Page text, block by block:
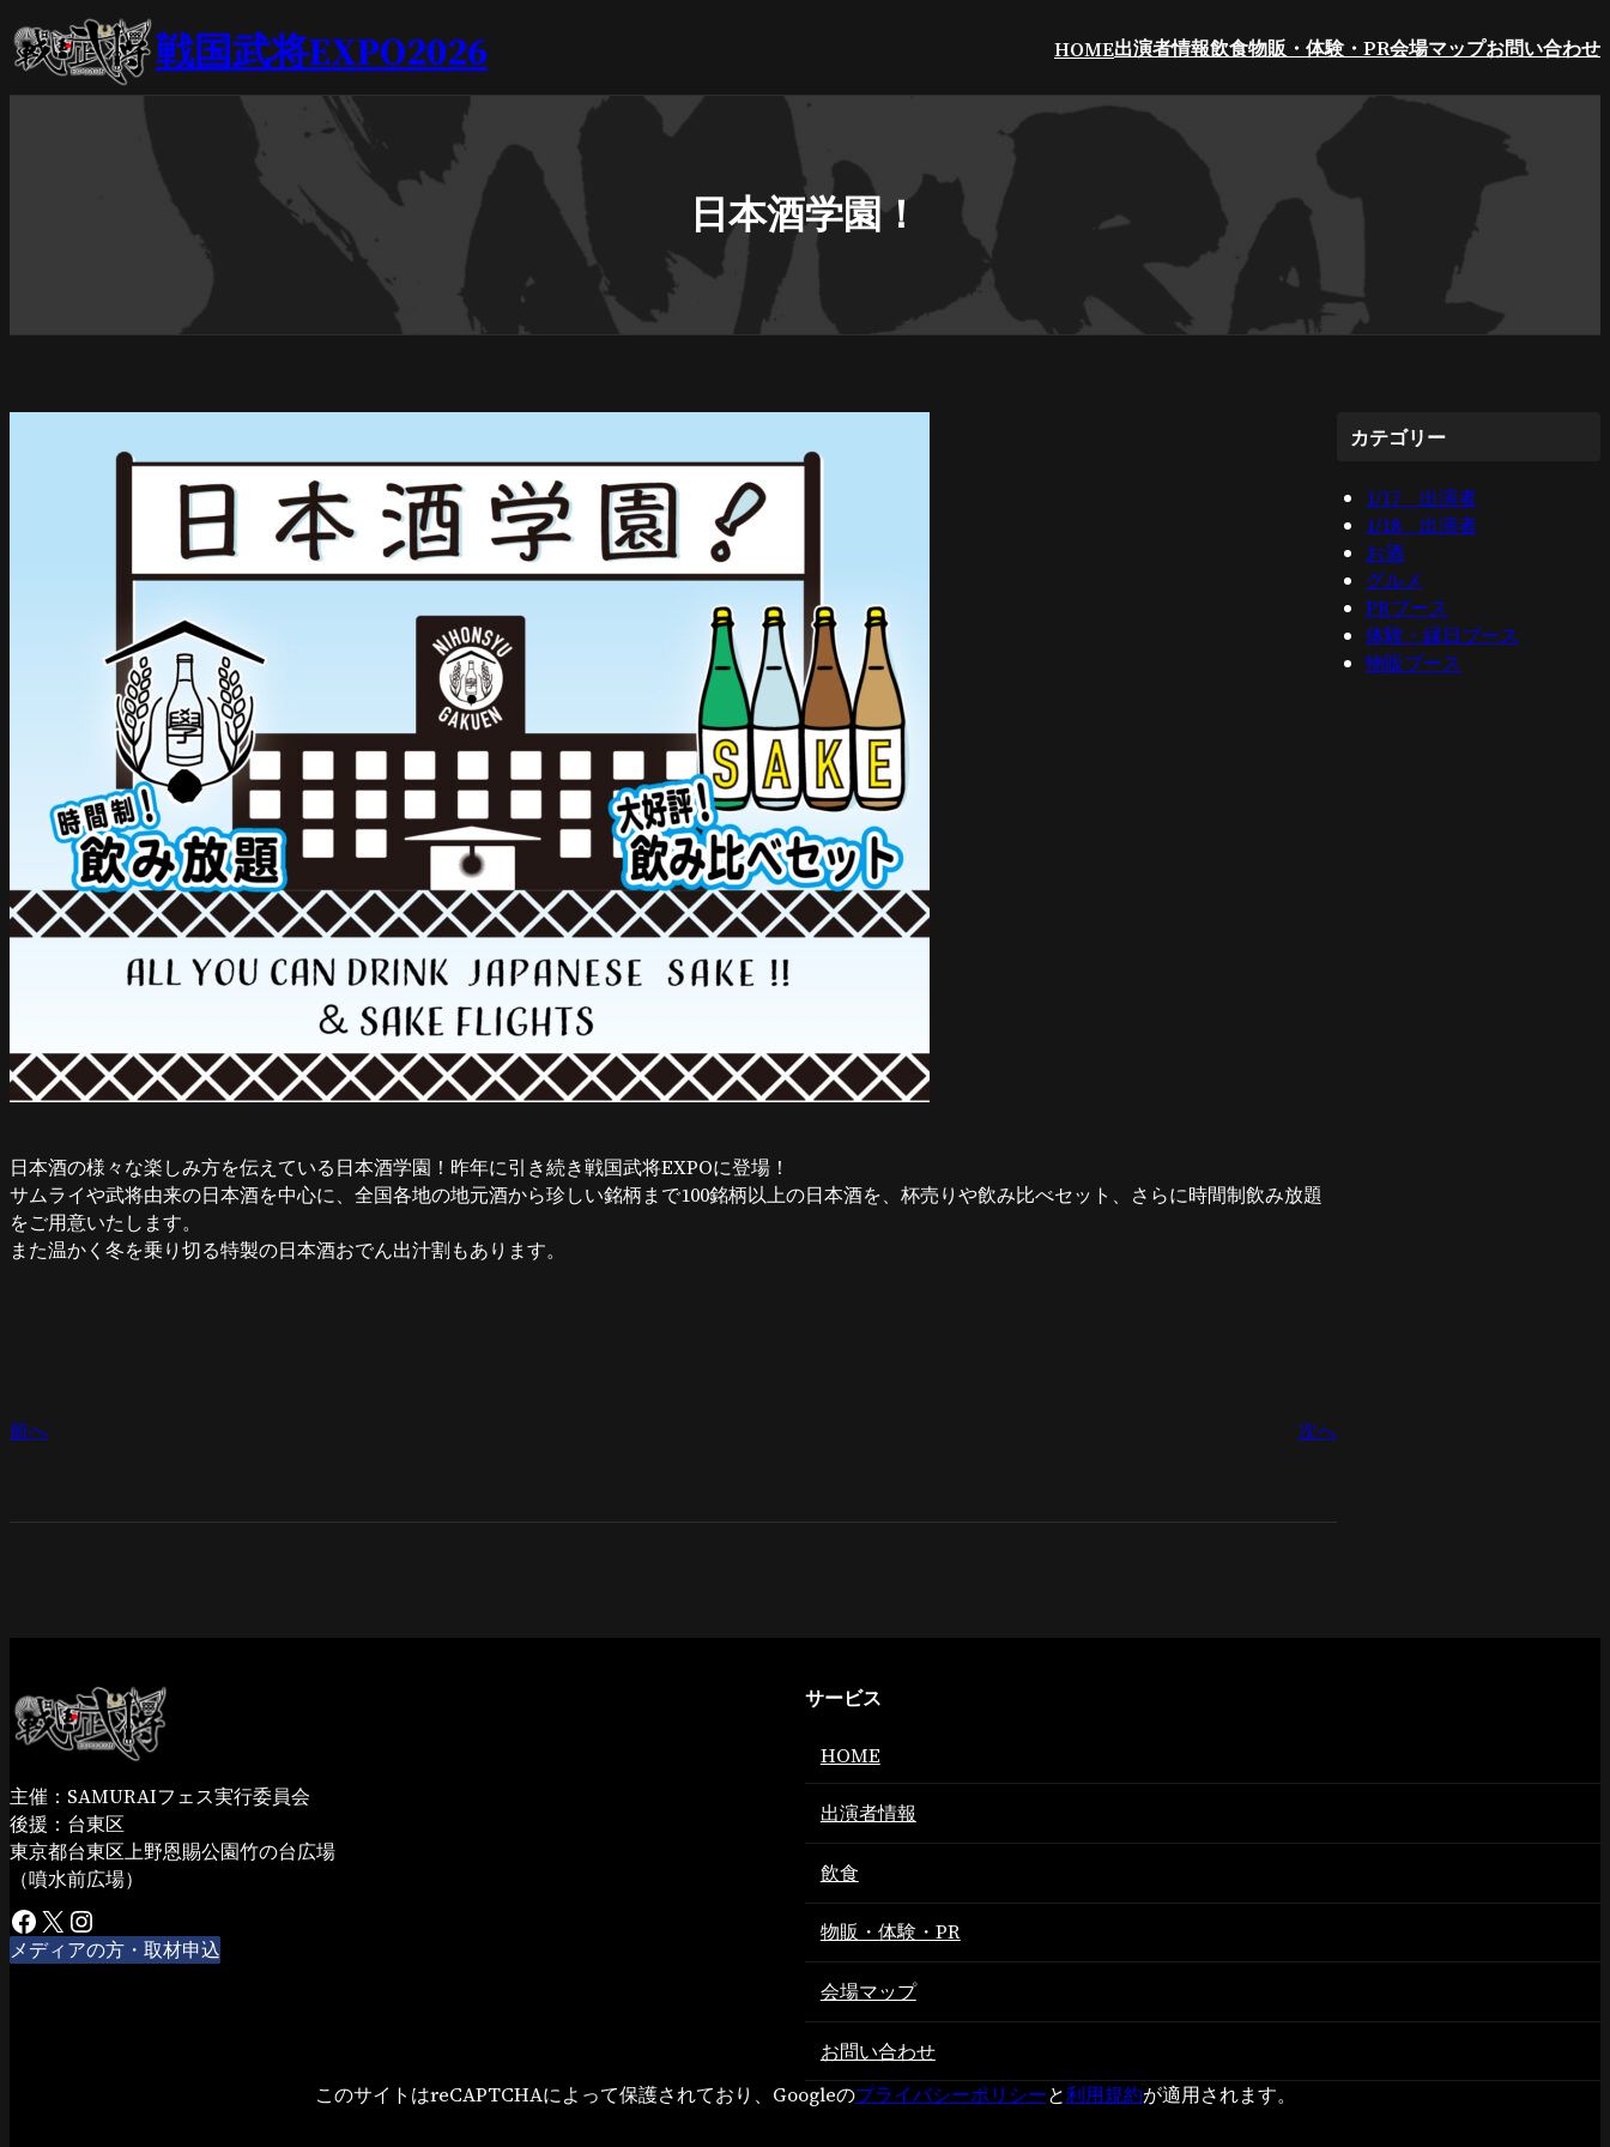
内
容
を
戦国武将EXPO2026 HOME出演者情報飲食物販・体験・PR会場マップお問い合わせ
日本酒学園！
日本酒の様々な楽しみ方を伝えている日本酒学園！昨年に引き続き戦国武将EXPOに登場！
サムライや武将由来の日本酒を中心に、全国各地の地元酒から珍しい銘柄まで100銘柄以上の日本酒を、杯売りや飲み比べセット、さらに時間制飲み放題
をご用意いたします。
また温かく冬を乗り切る特製の日本酒おでん出汁割もあります。
前へ 次へ
カテゴリー
1/17 出演者
1/18 出演者
お酒
グルメ
PRブース
体験・縁日ブース
物販ブース
主催：SAMURAIフェス実行委員会
後援：台東区
東京都台東区上野恩賜公園竹の台広場
（噴水前広場）
Facebook X Instagram
メディアの方・取材申込
サービス
HOME
出演者情報
飲食
物販・体験・PR
会場マップ
お問い合わせ
このサイトはreCAPTCHAによって保護されており、Googleのプライバシーポリシーと利用規約が適用されます。